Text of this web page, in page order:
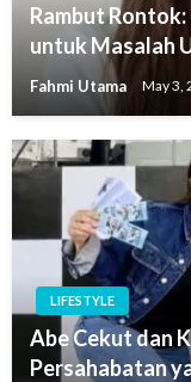
Rambut
untuk Masalah
Fahmi Utama May 3,
LIFESTYLE
Abe Cekut dan
Persahabatan